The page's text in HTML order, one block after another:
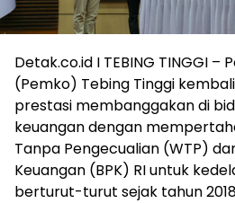
Detak.co.id I TEBING TINGGI –
(Pemko) Tebing Tinggi
prestasi membanggakan di
keuangan dengan
Tanpa Pengecualian (WTP)
Keuangan (BPK) RI untuk
berturut-turut sejak tahun